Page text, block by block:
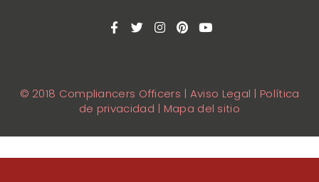
© 2018 Compliancers Officers | Aviso Legal | Política
de privacidad | Mapa del sitio